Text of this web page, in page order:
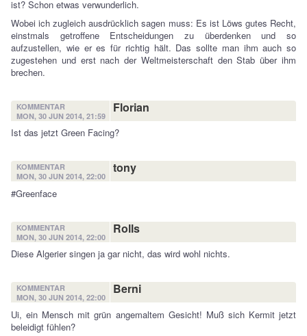
ist? Schon etwas verwunderlich.
Wobei ich zugleich ausdrücklich sagen muss: Es ist Löws gutes Recht,
einstmals getroffene Entscheidungen zu überdenken und so
aufzustellen, wie er es für richtig hält. Das sollte man ihm auch so
zugestehen und erst nach der Weltmeisterschaft den Stab über ihm
brechen.
KOMMENTAR
MON, 30 JUN 2014, 21:59
Florian
Ist das jetzt Green Facing?
KOMMENTAR
MON, 30 JUN 2014, 22:00
tony
#Greenface
KOMMENTAR
MON, 30 JUN 2014, 22:00
Rolls
Diese Algerier singen ja gar nicht, das wird wohl nichts.
KOMMENTAR
MON, 30 JUN 2014, 22:00
Berni
Ui, ein Mensch mit grün angemaltem Gesicht! Muß sich Kermit jetzt
beleidigt fühlen?